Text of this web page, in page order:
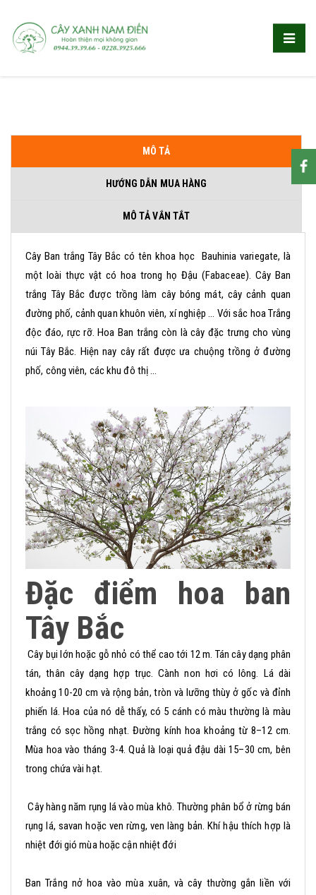
MÔ TẢ
HƯỚNG DẪN MUA HÀNG
MÔ TẢ VẮN TẮT
Cây Ban trắng Tây Bắc có tên khoa học Bauhinia variegate, là
một loài thực vật có hoa trong họ Đậu (Fabaceae). Cây Ban
trắng Tây Bắc được trồng làm cây bóng mát, cây cảnh quan
đường phố, cảnh quan khuôn viên, xí nghiệp ... Với sắc hoa Trắng
độc đáo, rực rỡ. Hoa Ban trắng còn là cây đặc trưng cho vùng
núi Tây Bắc. Hiện nay cây rất được ưa chuộng trồng ở đường
phố, công viên, các khu đô thị …
Đặc điểm hoa ban
Tây Bắc
Cây bụi lớn hoặc gỗ nhỏ có thể cao tới 12 m. Tán cây dạng phân
tán, thân cây dạng hợp trục. Cành non hơi có lông. Lá dài
khoảng 10-20 cm và rộng bản, tròn và lưỡng thùy ở gốc và đỉnh
phiến lá. Hoa của nó dễ thấy, có 5 cánh có màu thường là màu
trắng có sọc hồng nhạt. Đường kính hoa khoảng từ 8–12 cm.
Mùa hoa vào tháng 3-4. Quả là loại quả đậu dài 15–30 cm, bên
trong chứa vài hạt.
Cây hàng năm rụng lá vào mùa khô. Thường phân bổ ở rừng bán
rụng lá, savan hoặc ven rừng, ven làng bản. Khí hậu thích hợp là
nhiệt đới gió mùa hoặc cận nhiệt đới
Ban Trắng nở hoa vào mùa xuân, và cây thường gắn liền với